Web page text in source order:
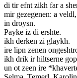
di tir efnt zikh far a
mir gezegenen: a
in droysn.
Payke iz di ershte.
ikh derken zi glaykh.
ire lipn zenen
ikh drik ir hiltserne
un ot zeen ire